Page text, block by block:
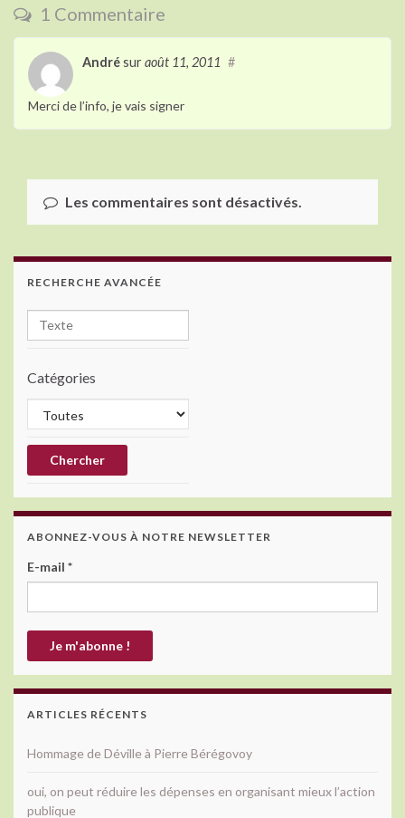
o
k
1 Commentaire
Andrésur août 11, 2011 #
Merci de l’info, je vais signer
Les commentaires sont désactivés.
RECHERCHE AVANCÉE
Catégories
ABONNEZ-VOUS À NOTRE NEWSLETTER
E-mail *
ARTICLES RÉCENTS
Hommage de Déville à Pierre Bérégovoy
oui, on peut réduire les dépenses en organisant mieux l’action
publique